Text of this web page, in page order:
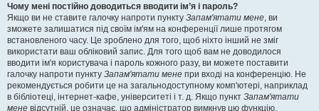
Чому мені постійно доводиться вводити ім’я і пароль?
Якщо ви не ставите галочку напроти пункту Запам'ятати мене, ви
зможете залишатися під своїм ім'ям на конференції лише протягом
встановленого часу. Це зроблено для того, щоб ніхто інший не зміг
використати ваш обліковий запис. Для того щоб вам не доводилося
вводити ім'я користувача і пароль кожного разу, ви можете поставити
галочку напроти пункту Запам'ятати мене при вході на конференцію. Не
рекомендується робити це на загальнодоступному комп'ютері, наприклад
в бібліотеці, інтернет-кафе, університеті і т. д. Якщо пункт Запам'ятати
мене відсутній, це означає, що адміністратор вимкнув цю функцію.